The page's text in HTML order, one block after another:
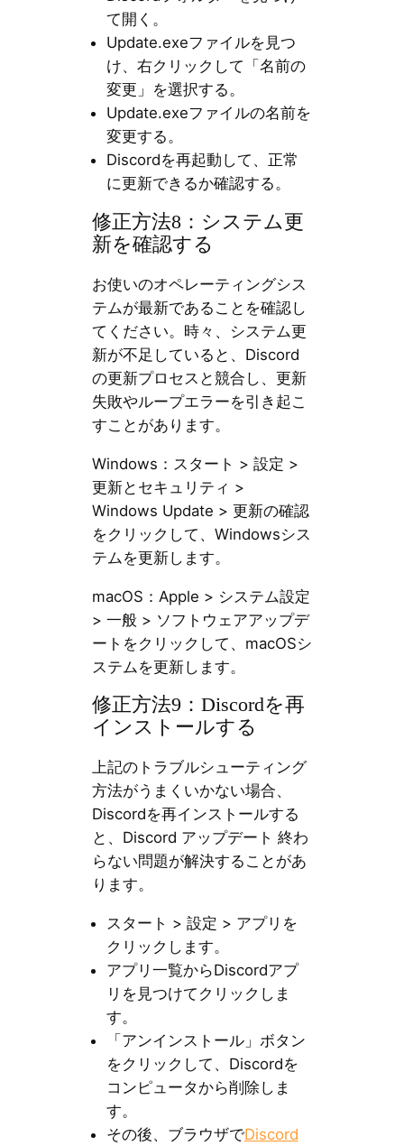
て開く。
Update.exeファイルを見つ
け、右クリックして「名前の
変更」を選択する。
Update.exeファイルの名前を
変更する。
Discordを再起動して、正常
に更新できるか確認する。
修正方法8：システム更
新を確認する
お使いのオペレーティングシス
テムが最新であることを確認し
てください。時々、システム更
新が不足していると、Discord
の更新プロセスと競合し、更新
失敗やループエラーを引き起こ
すことがあります。
Windows：スタート > 設定 >
更新とセキュリティ >
Windows Update > 更新の確認
をクリックして、Windowsシス
テムを更新します。
macOS：Apple > システム設定
> 一般 > ソフトウェアアップデ
ートをクリックして、macOSシ
ステムを更新します。
修正方法9：Discordを再
インストールする
上記のトラブルシューティング
方法がうまくいかない場合、
Discordを再インストールする
と、Discord アップデート 終わ
らない問題が解決することがあ
ります。
スタート > 設定 > アプリを
クリックします。
アプリ一覧からDiscordアプ
リを見つけてクリックしま
す。
「アンインストール」ボタン
をクリックして、Discordを
コンピュータから削除しま
す。
その後、ブラウザでDiscord